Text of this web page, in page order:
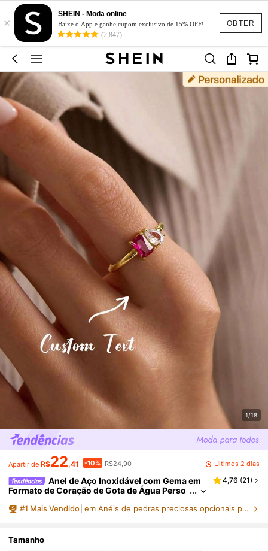
OBTER
×
SHEIN - Moda online
Baixe o App e ganhe cupom exclusivo de 15% OFF!
(2,847)
1/18
Apartir de R$22,41 -10% R$24,90 Últimos 2 dias
Anel de Aço Inoxidável com Gema em
Formato de Coração de Gota de Água Perso
para Mulheres, Namorada, Melhor Amiga, Anel d
quintado para Casamento, Proposta, Dama de H
4,76 (21)
#1 Mais Vendido em Anéis de pedras preciosas opcionais personaliza
Tamanho